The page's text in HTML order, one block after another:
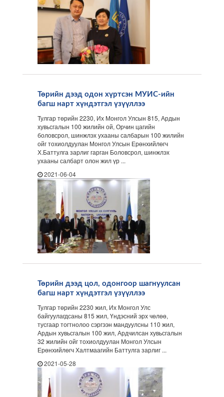
Төрийн дээд одон хүртсэн МУИС-ийн
багш нарт хүндэтгэл үзүүллээ
Тулгар төрийн 2230, Их Монгол Улсын 815, Ардын
хувьсгалын 100 жилийн ой, Орчин цагийн
боловсрол, шинжлэх ухааны салбарын 100 жилийн
ойг тохиолдуулан Монгол Улсын Ерөнхийлөгч
Х.Баттулга зарлиг гарган Боловсрол, шинжлэх
ухааны салбарт олон жил үр ...
2021-06-04
Төрийн дээд цол, одонгоор шагнуулсан
багш нарт хүндэтгэл үзүүллээ
Тулгар төрийн 2230 жил, Их Монгол Улс
байгуулагдсаны 815 жил, Үндэсний эрх чөлөө,
тусгаар тогтнолоо сэргээн мандуулсны 110 жил,
Ардын хувьсгалын 100 жил, Ардчилсан хувьсгалын
32 жилийн ойг тохиолдуулан Монгол Улсын
Ерөнхийлөгч Халтмаагийн Баттулга зарлиг ...
2021-05-28